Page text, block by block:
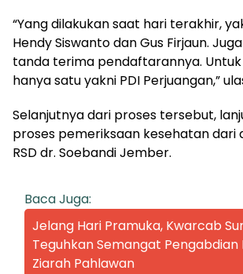
“Yang dilakukan saat hari terakhir,
Hendy Siswanto dan Gus Firjaun.
tanda terima pendaftarannya. Untuk
hanya satu yakni PDI Perjuangan,”
Selanjutnya dari proses tersebut,
proses pemeriksaan kesehatan dari
RSD dr. Soebandi Jember.
Baca Juga:
Jelang Hari Pramuka, Kwarcab
Teguhkan Semangat Pengabdian
Ziarah Pahlawan